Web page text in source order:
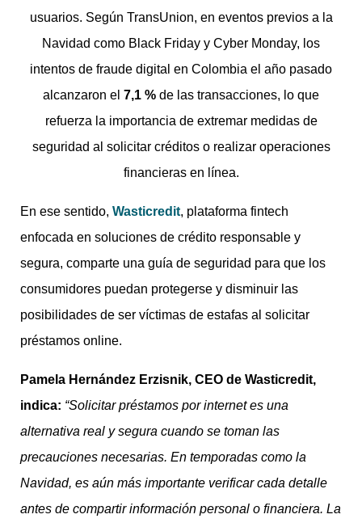
usuarios. Según TransUnion, en eventos previos a la
Navidad como Black Friday y Cyber Monday, los
intentos de fraude digital en Colombia el año pasado
alcanzaron el 7,1 % de las transacciones, lo que
refuerza la importancia de extremar medidas de
seguridad al solicitar créditos o realizar operaciones
financieras en línea.
En ese sentido, Wasticredit, plataforma fintech
enfocada en soluciones de crédito responsable y
segura, comparte una guía de seguridad para que los
consumidores puedan protegerse y disminuir las
posibilidades de ser víctimas de estafas al solicitar
préstamos online.
Pamela Hernández Erzisnik, CEO de Wasticredit,
indica: “Solicitar préstamos por internet es una
alternativa real y segura cuando se toman las
precauciones necesarias. En temporadas como la
Navidad, es aún más importante verificar cada detalle
antes de compartir información personal o financiera. La